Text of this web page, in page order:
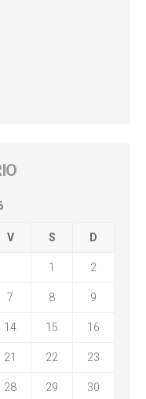
V S D
1 2
7 8 9
14 15 16
21 22 23
28 29 30